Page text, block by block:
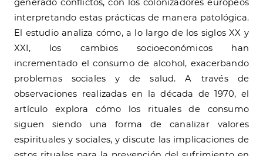
interpretando estas prácticas de manera patológica.
El estudio analiza cómo, a lo largo de los siglos XX y
XXI, los cambios socioeconómicos han
incrementado el consumo de alcohol, exacerbando
problemas sociales y de salud. A través de
observaciones realizadas en la década de 1970, el
artículo explora cómo los rituales de consumo
siguen siendo una forma de canalizar valores
espirituales y sociales, y discute las implicaciones de